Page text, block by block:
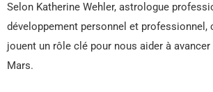
Selon Katherine Wehler, astrologue
développement personnel et professionnel,
jouent un rôle clé pour nous aider à
Mars.